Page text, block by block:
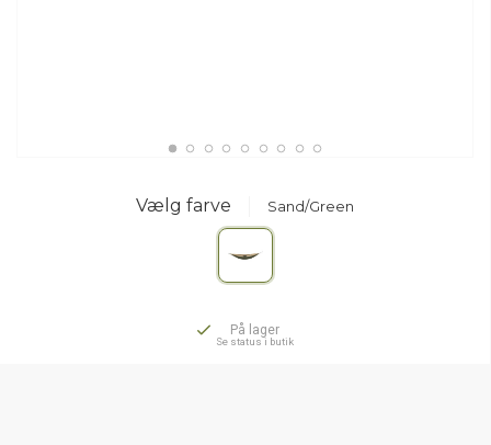
Vælg farve Sand/Green
På lager
Se status i butik